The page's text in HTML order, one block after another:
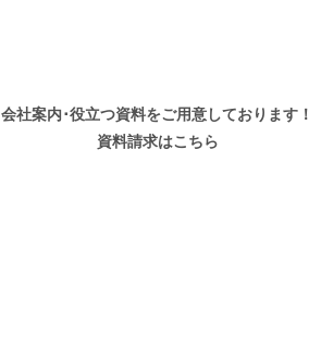
会社案内･役立つ資料をご用意しております！
資料請求はこちら